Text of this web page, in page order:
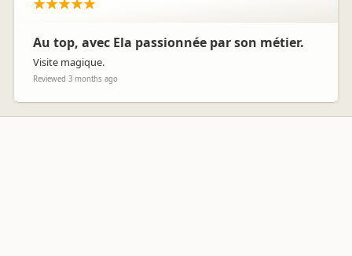
Au top, avec Ela passionnée par son métier.
Visite magique.
Reviewed 3 months ago